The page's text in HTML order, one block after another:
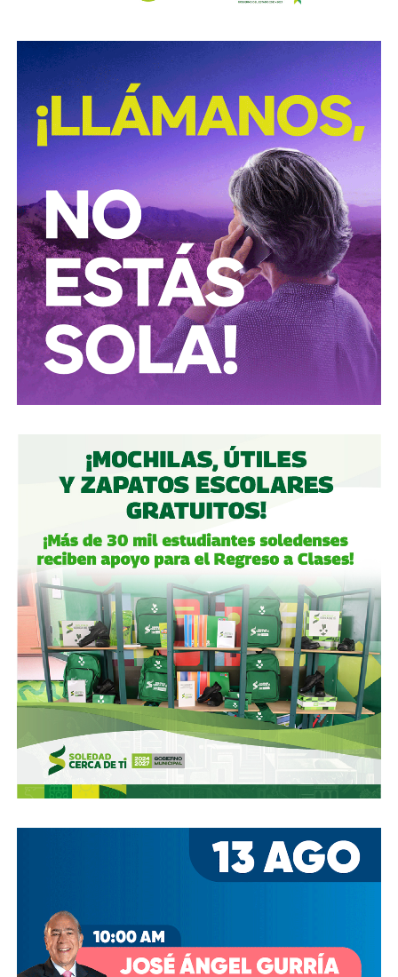
después de la invasión jugó la semifinal de la Copa FA
contra el Leicester City: la afición rival lo abucheó en cada
toque del balón.
En las Falkland,su primo José Ardiles se
desempeñaba como piloto de caza, y acabó muriendo
en combate
sobre las islas semanas después. Fue el
primer piloto argentino en caer en la guerra. Ossie dejó
Inglaterra sin saber cuándo volvería, pero sería el primer
reflejo de
la relación directa que tendría la pelota con
las secuelas de las Malvinas.
La derrota en la guerra fue devastadora para un
pueblo que, similar a lo que aconteció en el Mundial
de 1978, recurrió al futbol para buscar la alegría que
la actualidad nacional le quitaba
. El ídolo ya no iba a ser Mario Alberto Kempes como en
ese torneo ni mucho menos Videla o Galtieri. El héroe
albiceleste respondía al nombre deDiego Armando
Maradona.
El 22 de junio de 1986, Cuartos de Final del Mundial de
México 86.En el Estadio Azteca, ‘El 10’ metió dos
goles contra Inglaterra que explican más sobre
Argentina que cualquier libro de historia. El primero fue
Mano de Dios
“. Diego saltó a disputar un balón
con el portero Peter Shilton, y ante su falta de estatura,
estiró la mano para acabar empujando la pelota a la red… el
árbitro lo dio por bueno.
segundos, fue una obra maestra catalogada como “El Gol
. Ganaron 2-1. En un solo día, el ‘Pelusa’ se
despachó dos de los tantos más icónicos en la
historia del futbol
más que el pase a Semifinales.
En su autobiografía, Maradona lo escribió sin tapujos: